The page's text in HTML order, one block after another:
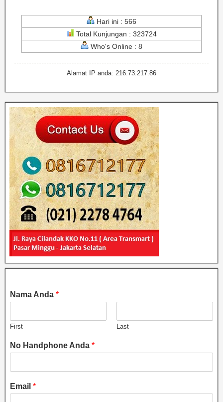
Hari ini : 566
Total Kunjungan : 323724
Who's Online : 8
Alamat IP anda: 216.73.217.86
Nama Anda *
First Last
No Handphone Anda *
Email *